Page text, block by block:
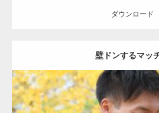
ダウンロード
壁ドンするマッ